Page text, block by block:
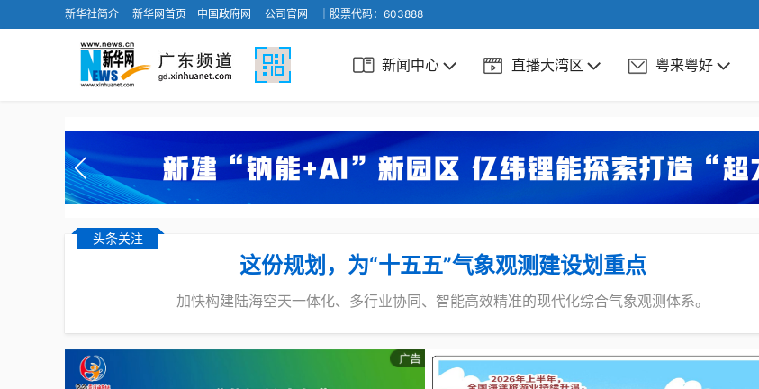
新华社简介 新华网首页 中国政府网 公司官网 ｜股票代码：603888
新闻中心 直播大湾区 粤来粤好
头条关注
这份规划，为“十五五”气象观测建设划重点
加快构建陆海空天一体化、多行业协同、智能高效精准的现代化综合气象观测体系。